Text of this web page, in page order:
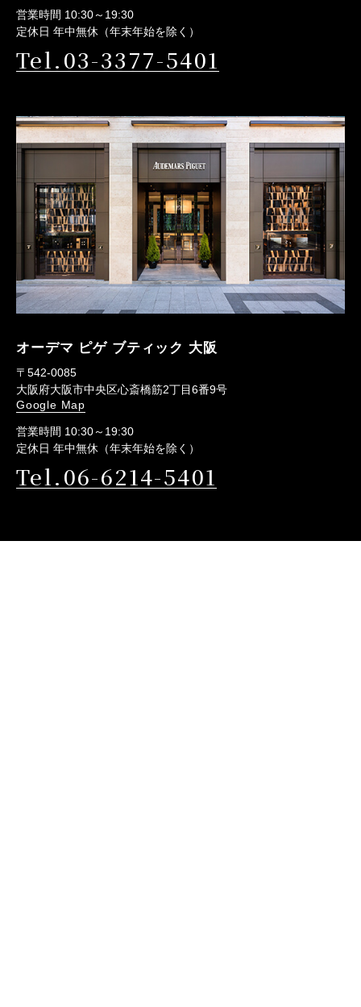
営業時間 10:30～19:30
定休日 年中無休（年末年始を除く）
Tel.03-3377-5401
オーデマ ピゲ ブティック 大阪
〒542-0085
大阪府大阪市中央区心斎橋筋2丁目6番9号
Google Map
営業時間 10:30～19:30
定休日 年中無休（年末年始を除く）
Tel.06-6214-5401